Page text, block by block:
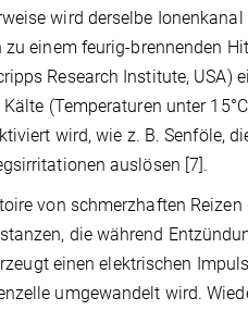
wird derselbe
einem feurig-brennenden
Research Institute, USA)
(Temperaturen unter
wird, wie z. B. Senföle,
auslösen [7].
von schmerzhaften Reizen
die während
einen elektrischen
umgewandelt wird.